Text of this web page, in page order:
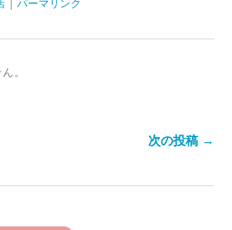
パーマリンク
。
次の投稿 →